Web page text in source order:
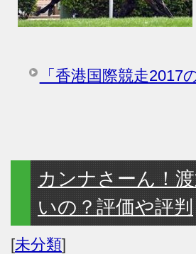
「香港国際競走
カンナさーん！
いの？評価や評判
[未分類]